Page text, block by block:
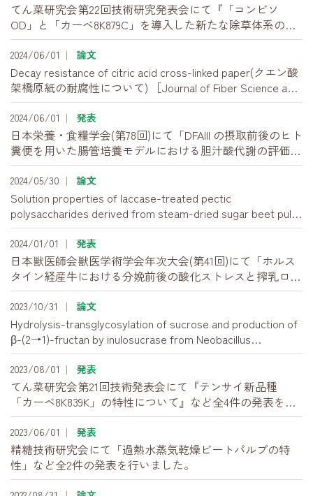
てん菜研究会第22回技術研究発表会にて『「コンビソ
OD」と「カーベ8K879C」を導入した新たな除草体系の普
及への取り組み状況』など全4件の発表を行いました。
2024/06/01 論文
Decay resistance of citric acid cross-linked paper(クエン酸
架橋原紙の耐腐性について) ［Journal of Fiber Science and
Technology, Volume 80 Issue 9 Pages 197-203, May 2024]
（日本繊維学会英文誌）
2024/06/01 発表
日本栄養・食糧学会(第78回)にて「DFAIII の摂取前後のヒト
糞便を用いた腸管培養モデルにおける胆汁酸代謝の評価」
を発表しました。
2024/05/30 論文
Solution properties of laccase-treated pectic
polysaccharides derived from steam-dried sugar beet pulp
（過熱蒸気乾燥した甜菜パルプ由来のラッカーゼ処理ペク
チン性多糖類の溶液特性） [Food Hydrocolloids, Volume
150, Article 109712, May 2024]
2024/01/01 発表
日本獣医師会獣医学術学会年次大会(第41回)にて「ホルス
タイン経産牛における分娩前後の酸化ストレスと搾乳ロ
ボットデータから読み取れる活動性との関係」を発表しま
した。
2023/10/31 論文
Hydrolysis-transglycosylation of sucrose and production of
β-(2→1)-fructan by inulosucrase from Neobacillus
drentensis 57N (Neobacillus drentensis 57N由来のイヌロス
クラーゼによるショ糖の加水分解・トランスグリコシル化
とβ-(2→1)-フルクタンの生成) ［Bioscience,
Biotechnology, and Biochemistry, Volume 87, Issue 10,
October 2023］（日本農芸化学会学術誌）
2023/08/01 発表
てん菜研究会第21回技術発表会にて『テンサイ新品種
「カーベ8K839K」の特性について』など全4件の発表を行
いました。
2023/06/01 発表
精糖技術研究会にて「過熱水蒸気乾燥ビートパルプの特
性」など全2件の発表を行いました。